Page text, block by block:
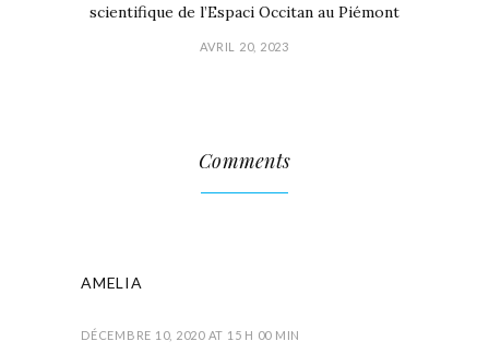
scientifique de l’Espaci Occitan au Piémont
AVRIL 20, 2023
Comments
AMELIA
DÉCEMBRE 10, 2020 AT 15 H 00 MIN